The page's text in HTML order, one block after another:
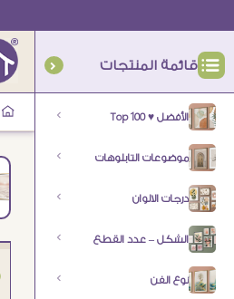
قائمة المنتجات
الأفضل ♥ Top 100
موضوعات التابلوهات
درجات الالوان
الشكل – عدد القطع
نوع الفن